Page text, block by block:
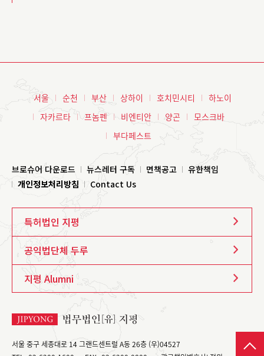
서울 순천 부산 상하이 호치민시티
하노이
자카르타
프놈펜 비엔티안 양곤
모스크바
부다페스트
브로슈어 다운로드 뉴스레터 구독 면책공고
유한책임
개인정보처리방침
Contact Us
특허법인 지평
공익법단체 두루
지평 Alumni
서울 중구 세종대로 14 그랜드센트럴 A동 26층 (우)04527